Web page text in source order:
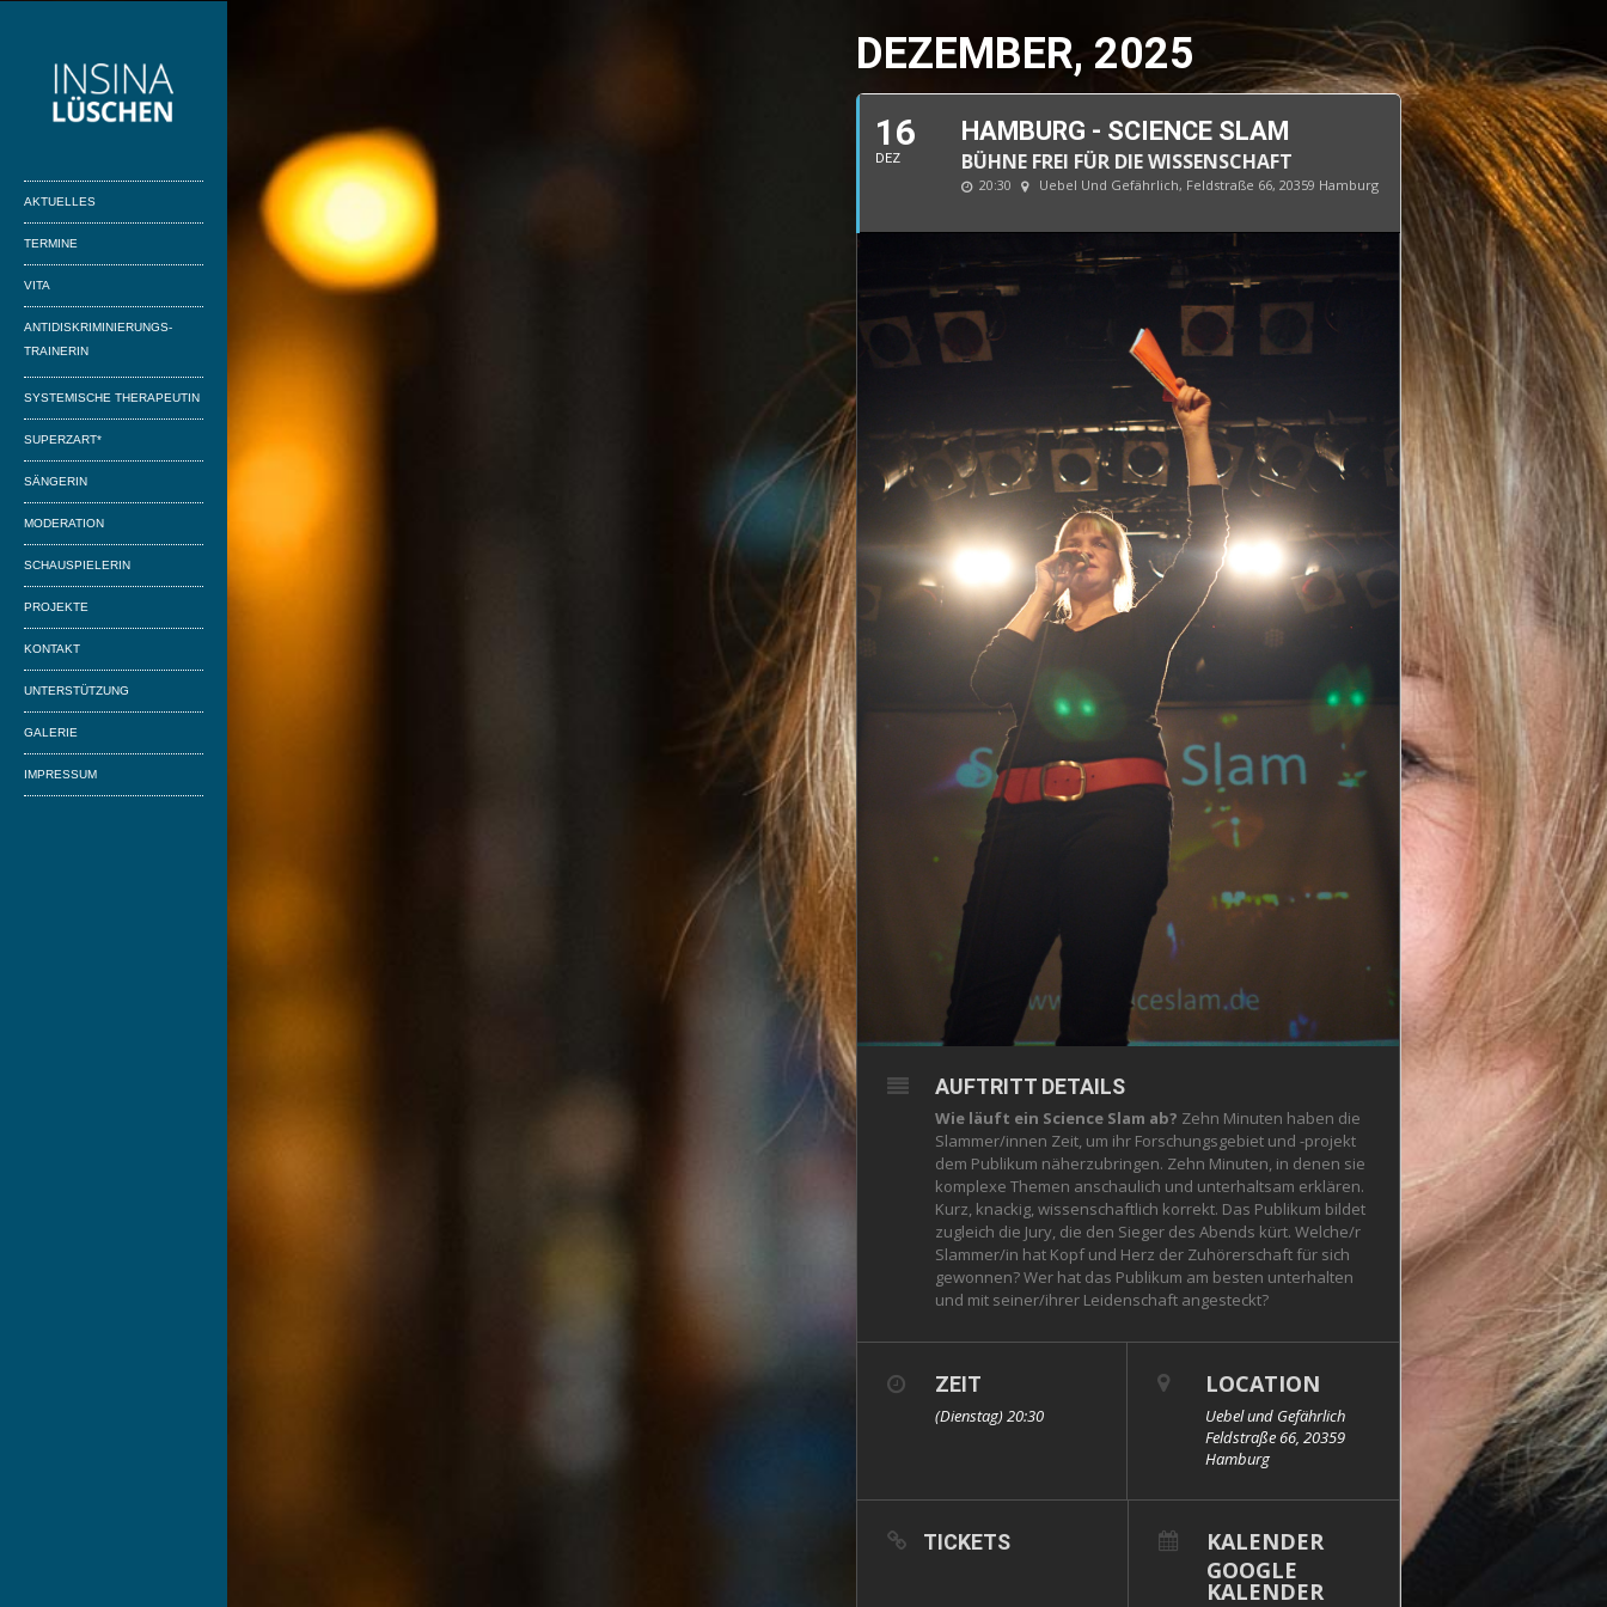
AKTUELLES
TERMINE
VITA
ANTIDISKRIMINIERUNGS-
TRAINERIN
SYSTEMISCHE THERAPEUTIN
SUPERZART*
SÄNGERIN
MODERATION
SCHAUSPIELERIN
PROJEKTE
KONTAKT
UNTERSTÜTZUNG
GALERIE
IMPRESSUM
DEZEMBER, 2025
16
DEZ
HAMBURG - SCIENCE SLAM
BÜHNE FREI FÜR DIE WISSENSCHAFT
20:30 Uebel Und Gefährlich, Feldstraße 66, 20359 Hamburg
AUFTRITT DETAILS
Wie läuft ein Science Slam ab? Zehn Minuten haben die
Slammer/innen Zeit, um ihr Forschungsgebiet und -projekt
dem Publikum näherzubringen. Zehn Minuten, in denen sie
komplexe Themen anschaulich und unterhaltsam erklären.
Kurz, knackig, wissenschaftlich korrekt. Das Publikum bildet
zugleich die Jury, die den Sieger des Abends kürt. Welche/r
Slammer/in hat Kopf und Herz der Zuhörerschaft für sich
gewonnen? Wer hat das Publikum am besten unterhalten
und mit seiner/ihrer Leidenschaft angesteckt?
ZEIT
(Dienstag) 20:30
LOCATION
Uebel und Gefährlich
Feldstraße 66, 20359
Hamburg
TICKETS
KALENDER
GOOGLE
KALENDER